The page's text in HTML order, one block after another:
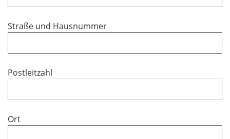
d
Straße und Hausnummer
Postleitzahl
Ort